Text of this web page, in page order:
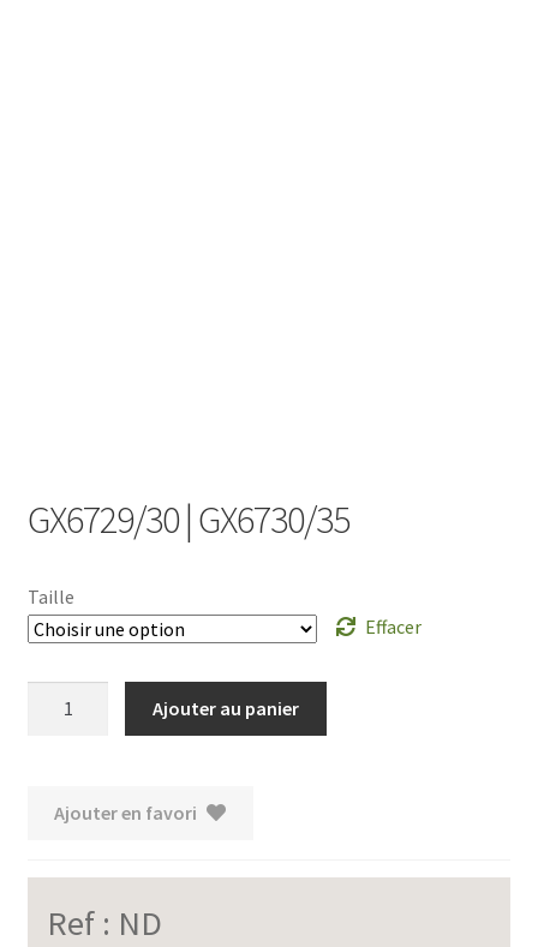
GX6729/30 | GX6730/35
Taille
Effacer
GX6730/35
Ajouter au panier
Ajouter en favori
Ref : ND